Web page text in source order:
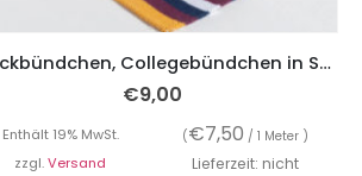
Strickbündchen, Collegebündchen in Senf mit Streifen in Marine/Bordeaux/Weiß, 120 cm
€9,00
Enthält 19% MwSt. (€7,50 / 1 Meter )
zzgl.Versand
Lieferzeit: nicht